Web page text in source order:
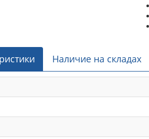
Наличие на складах